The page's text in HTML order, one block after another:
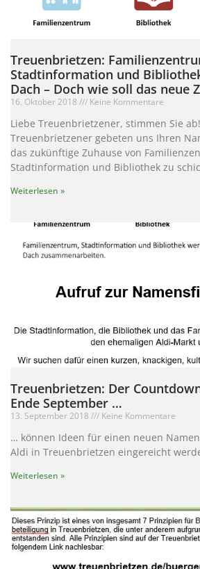
Treuenbrietzen:
Stadtinformation und
Dach – Doch wie soll das neue
16. Oktober 2018 Keine Kommentare
Liebe Treuenbrietzener, stimmen Sie
Treuenbrietzener gebeten uns Ihren
das zukünftige Zuhause von
Stadtinformation und Bibliothek zu
Weiterlesen »
Treuenbrietzen: Der
Ende September …
13. September 2018 Keine Kommentare
… können Ideen für einen neuen
Aldi in Treuenbrietzen eingereicht
Weiterlesen »